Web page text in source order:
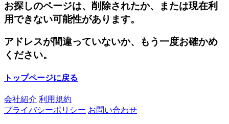
お探しのページは、削除されたか、または現在利
用できない可能性があります。
アドレスが間違っていないか、もう一度お確かめ
ください。
トップページに戻る
会社紹介 利用規約
プライバシーポリシー お問い合わせ